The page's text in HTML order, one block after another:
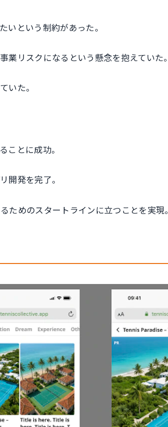
いという制約があった。
リスクになるという懸念を抱えていた。
いた。
ことに成功。
開発を完了。
ためのスタートラインに立つことを実現。